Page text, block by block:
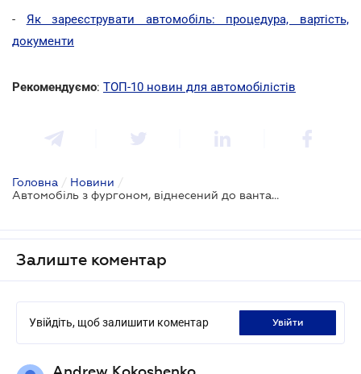
- Як зареєструвати автомобіль: процедура, вартість,
документи
Рекомендуємо: ТОП-10 новин для автомобілістів
Головна / Новини /
Автомобіль з фургоном, віднесений до вантажного ТЗ, має проходити техогляд
Залиште коментар
Увійдіть, щоб залишити коментар увійти